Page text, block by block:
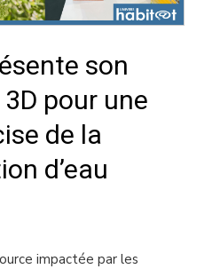
son
pour une
de la
d’eau
impactée par les